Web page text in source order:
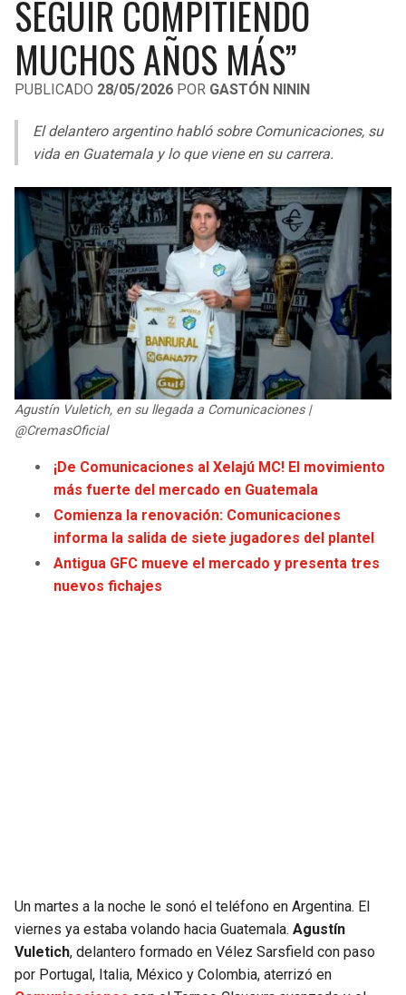
LIGA DE EXPANSIÓN MX
LEAGUES CUP
UEFA EUROPA LEAGUE
UEFA CONFERENCE LEAGUE
MLS
COPA LIBERTADORES
LIGA BETPLAY
OTRAS LIGAS
RAIDERS
CHARGERS
RAVENS
BENGALS
BROWNS
STEELERS
TEXANS
COLTS
JAGUARS
TITANS
COWBOYS
GIANTS
PACKERS
CAVALIERS
PISTONS
PACERS
BUCKS
HAWKS
HORNETS
HEAT
MAGIC
WIZARDS
WARRIORS
CLIPPERS
LAKERS
TIMBERWOLVES
SEGUIR COMPITIENDO
MUCHOS AÑOS MÁS”
PUBLICADO 28/05/2026 POR GASTÓN NININ
El delantero argentino habló sobre Comunicaciones, su
vida en Guatemala y lo que viene en su carrera.
Agustín Vuletich, en su llegada a Comunicaciones |
@CremasOficial
¡De Comunicaciones al Xelajú MC! El movimiento
más fuerte del mercado en Guatemala
Comienza la renovación: Comunicaciones
informa la salida de siete jugadores del plantel
Antigua GFC mueve el mercado y presenta tres
nuevos fichajes
Un martes a la noche le sonó el teléfono en Argentina. El
viernes ya estaba volando hacia Guatemala. Agustín
Vuletich, delantero formado en Vélez Sarsfield con paso
por Portugal, Italia, México y Colombia, aterrizó en